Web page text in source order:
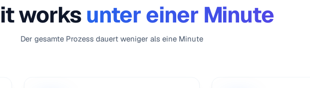
worksunter einer Minute
Der gesamte Prozess dauert weniger als eine Minute